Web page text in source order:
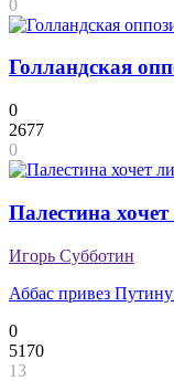
0
Голландская
0
2677
0
Палестина
Игорь Субботин
Аббас привез
0
5170
13